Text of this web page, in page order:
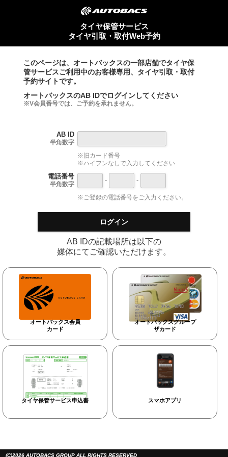
タイヤ保管サービス
タイヤ引取・取付Web予約
このページは、オートバックスの一部店舗でタイヤ保
管サービスご利用中のお客様専用、タイヤ引取・取付
予約サイトです。
オートバックスのAB IDでログインしてください
※V会員番号では、ご予約を承れません。
AB ID
半角数字
※旧カード番号
※ハイフンなしで入力してください
電話番号
半角数字 - -
※ご登録の電話番号をご入力ください。
ログイン
AB IDの記載場所は以下の
媒体にてご確認いただけます。
オートバックス会員
カード
オートバックスグループ
ザカード
タイヤ保管サービス申込書 スマホアプリ
(C)2026 AUTOBACS GROUP ALL RIGHTS RESERVED